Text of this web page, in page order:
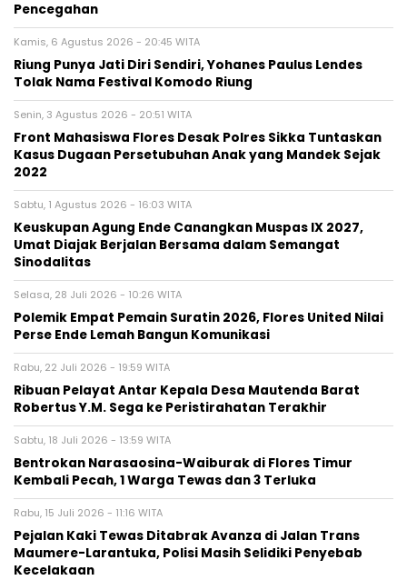
Pencegahan
Kamis, 6 Agustus 2026 - 20:45 WITA
Riung Punya Jati Diri Sendiri, Yohanes Paulus Lendes
Tolak Nama Festival Komodo Riung
Senin, 3 Agustus 2026 - 20:51 WITA
Front Mahasiswa Flores Desak Polres Sikka Tuntaskan
Kasus Dugaan Persetubuhan Anak yang Mandek Sejak
2022
Sabtu, 1 Agustus 2026 - 16:03 WITA
Keuskupan Agung Ende Canangkan Muspas IX 2027,
Umat Diajak Berjalan Bersama dalam Semangat
Sinodalitas
Selasa, 28 Juli 2026 - 10:26 WITA
Polemik Empat Pemain Suratin 2026, Flores United Nilai
Perse Ende Lemah Bangun Komunikasi
Rabu, 22 Juli 2026 - 19:59 WITA
Ribuan Pelayat Antar Kepala Desa Mautenda Barat
Robertus Y.M. Sega ke Peristirahatan Terakhir
Sabtu, 18 Juli 2026 - 13:59 WITA
Bentrokan Narasaosina-Waiburak di Flores Timur
Kembali Pecah, 1 Warga Tewas dan 3 Terluka
Rabu, 15 Juli 2026 - 11:16 WITA
Pejalan Kaki Tewas Ditabrak Avanza di Jalan Trans
Maumere-Larantuka, Polisi Masih Selidiki Penyebab
Kecelakaan